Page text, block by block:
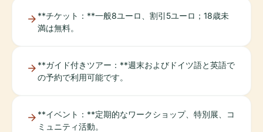
**チケット：**一般8ユーロ、割引5ユーロ；18歳未
満は無料。
**ガイド付きツアー：**週末およびドイツ語と英語で
の予約で利用可能です。
**イベント：**定期的なワークショップ、特別展、コ
ミュニティ活動。